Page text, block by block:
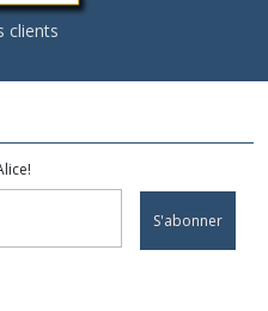
clients
S'abonner